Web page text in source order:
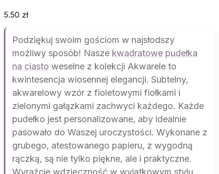
5.50 zł
Podziękuj swoim gościom w najsłodszy
możliwy sposób! Nasze kwadratowe pudełka
na ciasto weselne z kolekcji Akwarele to
kwintesencja wiosennej elegancji. Subtelny,
akwarelowy wzór z fioletowymi fiołkami i
zielonymi gałązkami zachwyci każdego. Każde
pudełko jest personalizowane, aby idealnie
pasowało do Waszej uroczystości. Wykonane z
grubego, atestowanego papieru, z wygodną
rączką, są nie tylko piękne, ale i praktyczne.